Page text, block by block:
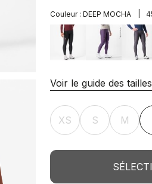
Couleur : DEEP MOCHA
Voir le guide des tailles
XS S M